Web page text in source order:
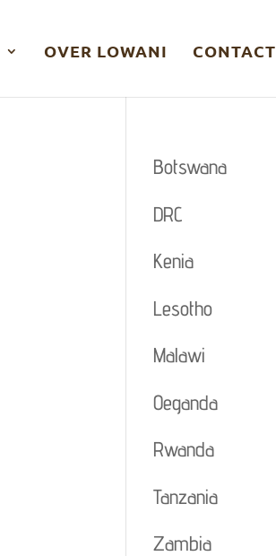
OVER LOWANI CONTACT
Botswana
DRC
Kenia
Lesotho
Malawi
Oeganda
Rwanda
Tanzania
Zambia